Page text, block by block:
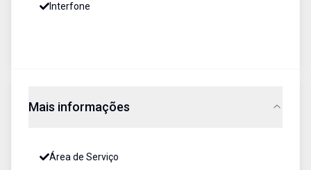
Interfone
Mais informações
Área de Serviço